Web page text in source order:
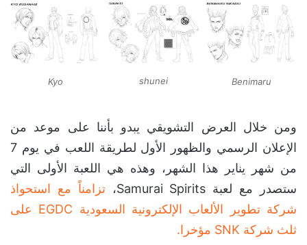
Benimaru
shunei
Kyo
ومن خلال العرض التشويقي يبدو بأننا على موعد من
الإعلان الرسمي والظهور الأول لطريقة اللعب في يوم 7
من شهر يناير هذا الشهر، وهذه هي اللعبة الأولى التي
ستصدر مع لعبة Samurai Spirits،
تزامناً مع استحواذ
شركة تطوير الألعاب الإلكترونية السعودية EGDC على
ثلث شركة SNK مؤخرا.